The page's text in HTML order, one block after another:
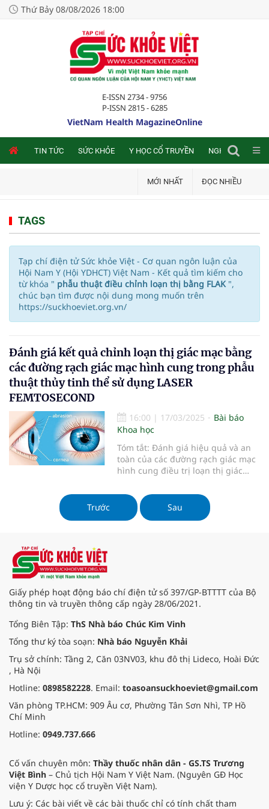
Thứ Bảy 08/08/2026 18:00
E-ISSN 2734 - 9756
P-ISSN 2815 - 6285
VietNam Health MagazineOnline
TIN TỨC SỨC KHỎE Y HỌC CỔ TRUYỀN NGHIÊN CỨU
MỚI NHẤT ĐỌC NHIỀU
TAGS
Tạp chí điện tử Sức khỏe Việt - Cơ quan ngôn luận của
Hội Nam Y (Hội YDHCT) Việt Nam - Kết quả tìm kiếm cho
từ khóa " phẫu thuật điều chỉnh loạn thị bằng FLAK ",
chúc bạn tìm được nội dung mong muốn trên
https://suckhoeviet.org.vn/
Đánh giá kết quả chỉnh loạn thị giác mạc bằng
các đường rạch giác mạc hình cung trong phẫu
thuật thủy tinh thể sử dụng LASER
FEMTOSECOND
16:00 | 17/03/2025
Bài báo
Khoa học
Tóm tắt: Đánh giá hiệu quả và an
toàn của các đường rạch giác mạc
hình cung điều trị loạn thị giác
thể sử dụng laser Femtosecond và
nhận xét một số yếu tố liên quan
đến kết quả. Phương pháp nghiên
đường rạch giác mạc hình cung sử
dụng laser Femtosecond kết hợp
phẫu thuật thủy tinh thể tại Bệnh
Viện Mắt Hồng Sơn từ tháng
08/2023 đến tháng 09/2024. Biến
số thị lực chưa chỉnh kính (UCVA),
thị lực có chỉnh kính (CDVA), trục và
mạc được đo trước phẫu thuật, sau
phẫu thuật 1 tuần, 1 tháng và 3
tháng. Sự biến đổi loạn thị được
có ý nghĩa thống kê so với trước
phẫu thuật từ 1.52 - 0.40D còn 0.66
- 0.44D (p < 0.001). UDVA cải thiện
sau phẫu thuật từ 1,28 - 0,41
logMAR đến 0,21 - 0,18 logMAR (p
Trước Sau
Giấy phép hoạt động báo chí điện tử số 397/GP-BTTTT của Bộ
thông tin và truyền thông cấp ngày 28/06/2021.
Tổng Biên Tập: ThS Nhà báo Chúc Kim Vinh
Tổng thư ký tòa soạn: Nhà báo Nguyễn Khải
Trụ sở chính: Tầng 2, Căn 03NV03, khu đô thị Lideco, Hoài Đức
, Hà Nội
Hotline: 0898582228. Email: toasoansuckhoeviet@gmail.com
Văn phòng TP.HCM: 909 Âu cơ, Phường Tân Sơn Nhì, TP Hồ
Chí Minh
Hotline: 0949.737.666
Cố vấn chuyên môn: Thầy thuốc nhân dân - GS.TS Trương
Việt Bình – Chủ tịch Hội Nam Y Việt Nam. (Nguyên GĐ Học
viện Y Dược học cổ truyền Việt Nam).
Lưu ý: Các bài viết về các bài thuốc chỉ có tính chất tham